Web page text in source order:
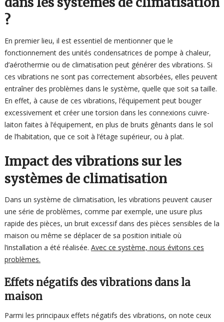
?
En premier lieu, il est essentiel de mentionner que le
fonctionnement des unités condensatrices de pompe à chaleur,
d’aérothermie ou de climatisation peut générer des vibrations. Si
ces vibrations ne sont pas correctement absorbées, elles peuvent
entraîner des problèmes dans le système, quelle que soit sa taille.
En effet, à cause de ces vibrations, l’équipement peut bouger
excessivement et créer une torsion dans les connexions cuivre-
laiton faites à l’équipement, en plus de bruits gênants dans le sol
de l’habitation, que ce soit à l’étage supérieur, ou à plat.
Impact des vibrations sur les
systèmes de climatisation
Dans un système de climatisation, les vibrations peuvent causer
une série de problèmes, comme par exemple, une usure plus
rapide des pièces, un bruit excessif dans des pièces sensibles de la
maison ou même se déplacer de sa position initiale où
l’installation a été réalisée. Avec ce système, nous évitons ces
problèmes.
Effets négatifs des vibrations dans la
maison
Parmi les principaux effets négatifs des vibrations, on note ceux